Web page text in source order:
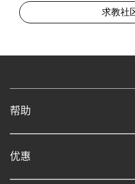
求教社
帮助
优惠